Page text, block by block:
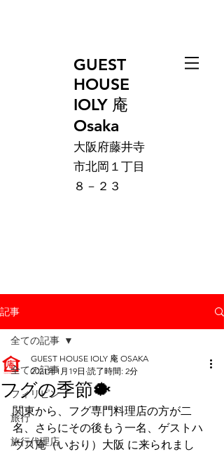
GUEST
HOUSE
IOLY 庵
Osaka
大阪府藤井寺
市北岡１丁目
８－２３
記事
全ての記事
フィリピン
旅行
旅行代理店
全ての記事
フグの季節🐡
GUEST HOUSE IOLY 庵 OSAKA
2021年1月19日 読了時間: 2分
関東から、フグ専門料理店の方が二
名、さらにその後もう一名、ゲストハ
ウス庵（いおり）大阪 に来られまし